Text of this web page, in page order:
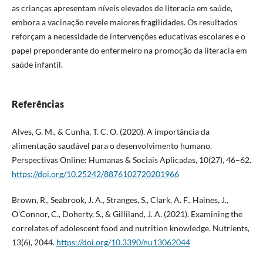
as crianças apresentam níveis elevados de literacia em saúde,
embora a vacinação revele maiores fragilidades. Os resultados
reforçam a necessidade de intervenções educativas escolares e o
papel preponderante do enfermeiro na promoção da literacia em
saúde infantil.
Referências
Alves, G. M., & Cunha, T. C. O. (2020). A importância da
alimentação saudável para o desenvolvimento humano.
Perspectivas Online: Humanas & Sociais Aplicadas, 10(27), 46–62.
https://doi.org/10.25242/8876102720201966
Brown, R., Seabrook, J. A., Stranges, S., Clark, A. F., Haines, J.,
O'Connor, C., Doherty, S., & Gilliland, J. A. (2021). Examining the
correlates of adolescent food and nutrition knowledge. Nutrients,
13(6), 2044. https://doi.org/10.3390/nu13062044